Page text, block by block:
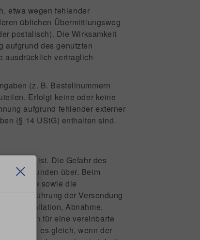
etwa wegen fehlender
üblichen Übermittlungsweg
postalisch). Die Wirksamkeit
aufgrund des genutzten
ausdrücklich vertraglich
(z. B. Bestellnummern
Erfolgt keine oder keine
aufgrund fehlender externer
(§ 14 UStG) enthalten sind.
ist. Die Gefahr des
den Kunden über. Beim
der Ware sowie die
zur Ausführung der Versendung
Installation, Abnahme,
gelten für eine vereinbarte
steht es gleich, wenn der